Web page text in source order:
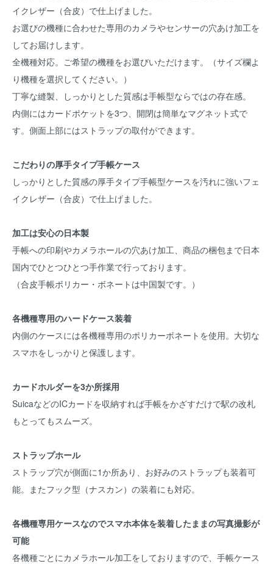
イクレザー（合皮）で仕上げました。
お選びの機種に合わせた専用のカメラやセンサーの穴あけ加工を
してお届けします。
全機種対応。ご希望の機種をお選びいただけます。（サイズ欄よ
り機種を選択してください。）
丁寧な縫製、しっかりとした質感は手帳型ならではの存在感。
内側にはカードポケットを3つ、開閉は簡単なマグネット式で
す。側面上部にはストラップの取付ができます。
こだわりの厚手タイプ手帳ケース
しっかりとした質感の厚手タイプ手帳型ケースを汚れに強いフェ
イクレザー（合皮）で仕上げました。
加工は安心の日本製
手帳への印刷やカメラホールの穴あけ加工、商品の梱包まで日本
国内でひとつひとつ手作業で行っております。
（合皮手帳ポリカー・ボネートは中国製です。）
各機種専用のハードケース装着
内側のケースには各機種専用のポリカーボネートを使用。大切な
スマホをしっかりと保護します。
カードホルダーを3か所採用
SuicaなどのICカードを収納すれば手帳をかざすだけで駅の改札
もとってもスムーズ。
ストラップホール
ストラップ穴が側面に1か所あり、お好みのストラップも装着可
能。またフック型（ナスカン）の装着にも対応。
各機種専用ケースなのでスマホ本体を装着したままの写真撮影が
可能
各機種ごとにカメラホール加工をしておりますので、手帳ケース